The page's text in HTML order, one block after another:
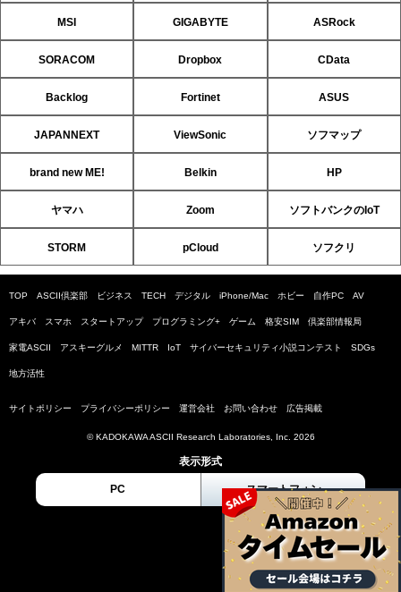
MSI GIGABYTE ASRock
SORACOM Dropbox CData
Backlog Fortinet ASUS
JAPANNEXT ViewSonic ソフマップ
brand new ME! Belkin HP
ヤマハ Zoom ソフトバンクのIoT
STORM pCloud ソフクリ
TOP ASCII倶楽部 ビジネス TECH デジタル iPhone/Mac ホビー 自作PC AV
アキバ スマホ スタートアップ プログラミング+ ゲーム 格安SIM 倶楽部情報局
家電ASCII アスキーグルメ MITTR IoT サイバーセキュリティ小説コンテスト SDGs
地方活性
サイトポリシー プライバシーポリシー 運営会社 お問い合わせ 広告掲載
© KADOKAWA ASCII Research Laboratories, Inc. 2026
表示形式
PC スマートフォン